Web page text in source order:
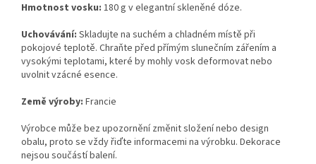
Hmotnost vosku: 180 g v elegantní skleněné dóze.
Uchovávání: Skladujte na suchém a chladném místě při
pokojové teplotě. Chraňte před přímým slunečním zářením a
vysokými teplotami, které by mohly vosk deformovat nebo
uvolnit vzácné esence.
Země výroby: Francie
Výrobce může bez upozornění změnit složení nebo design
obalu, proto se vždy řiďte informacemi na výrobku. Dekorace
nejsou součástí balení.